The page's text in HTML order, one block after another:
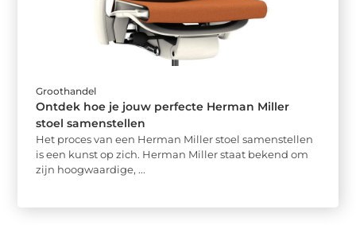
Groothandel
Ontdek hoe je jouw perfecte Herman Miller
stoel samenstellen
Het proces van een Herman Miller stoel samenstellen
is een kunst op zich. Herman Miller staat bekend om
zijn hoogwaardige, ...